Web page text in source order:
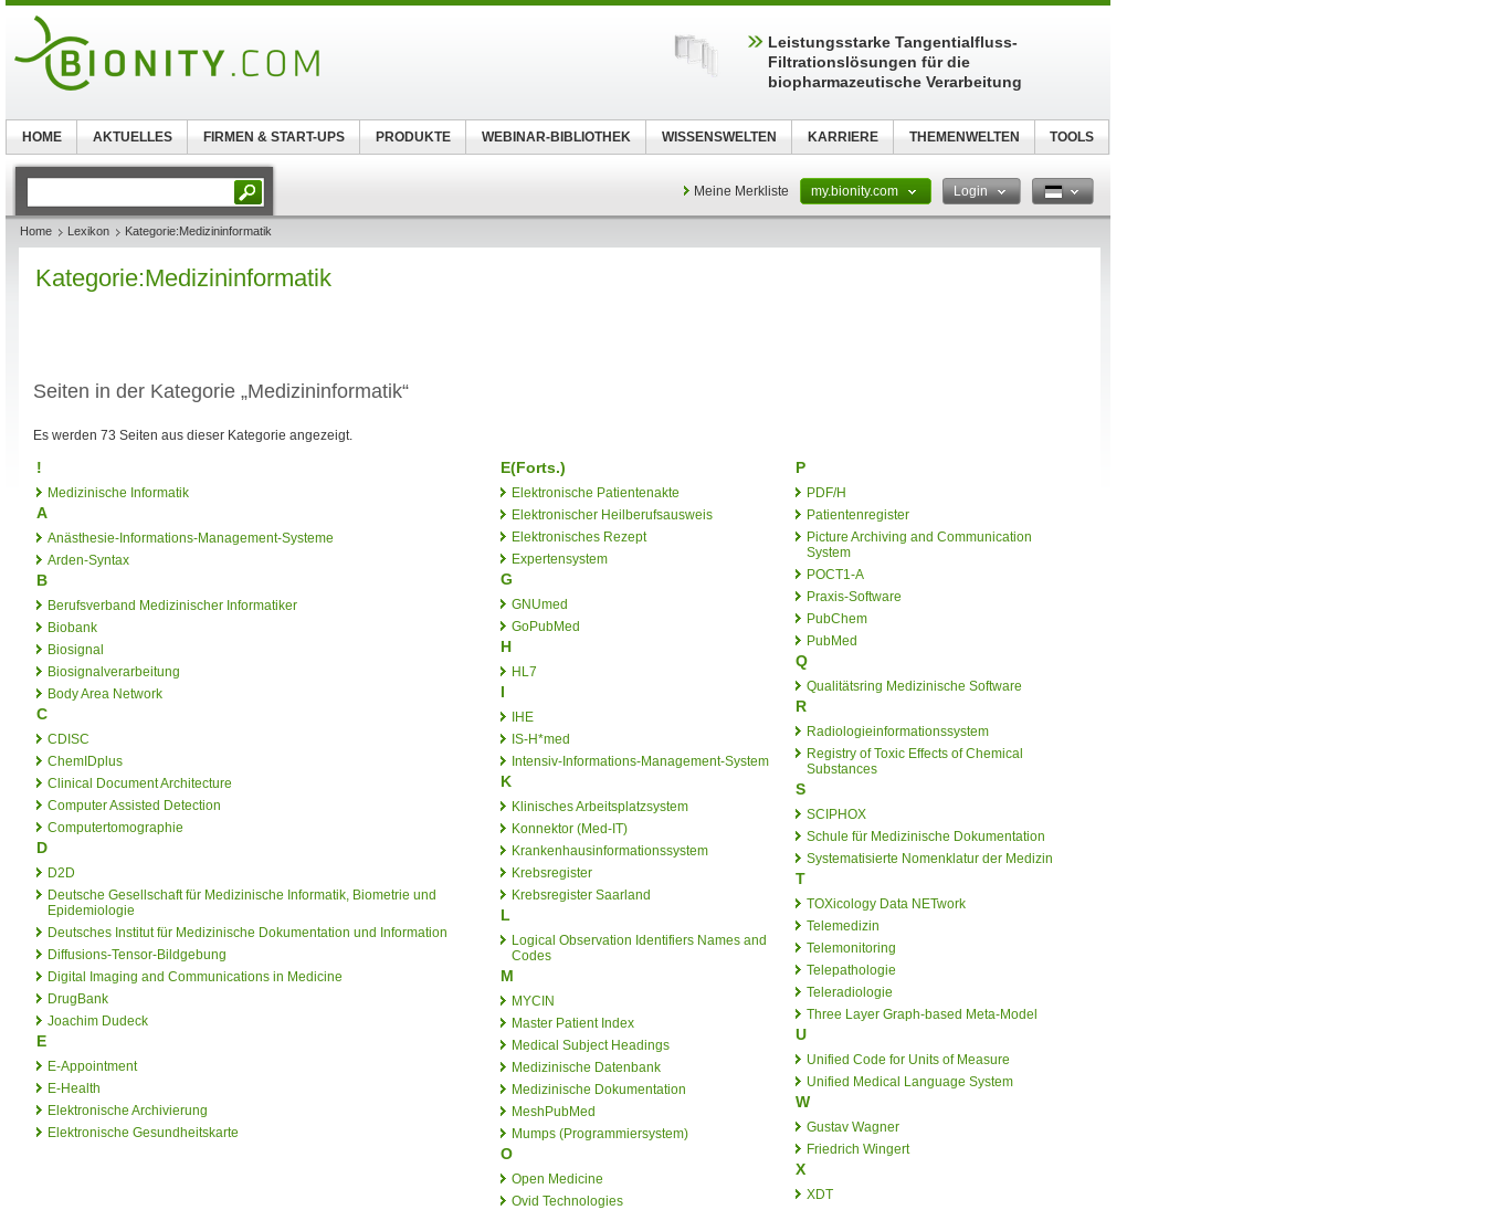
Meine Merkliste my.bionity.com Login
Home Lexikon Kategorie:Medizininformatik
Kategorie:Medizininformatik
Seiten in der Kategorie „Medizininformatik“
Es werden 73 Seiten aus dieser Kategorie angezeigt.
!
Medizinische Informatik
A
Anästhesie-Informations-Management-Systeme
Arden-Syntax
B
Berufsverband Medizinischer Informatiker
Biobank
Biosignal
Biosignalverarbeitung
Body Area Network
C
CDISC
ChemIDplus
Clinical Document Architecture
Computer Assisted Detection
Computertomographie
D
D2D
Deutsche Gesellschaft für Medizinische Informatik, Biometrie und
Epidemiologie
Deutsches Institut für Medizinische Dokumentation und Information
Diffusions-Tensor-Bildgebung
Digital Imaging and Communications in Medicine
DrugBank
Joachim Dudeck
E
E-Appointment
E-Health
Elektronische Archivierung
Elektronische Gesundheitskarte
E(Forts.)
Elektronische Patientenakte
Elektronischer Heilberufsausweis
Elektronisches Rezept
Expertensystem
G
GNUmed
GoPubMed
H
HL7
I
IHE
IS-H*med
Intensiv-Informations-Management-System
K
Klinisches Arbeitsplatzsystem
Konnektor (Med-IT)
Krankenhausinformationssystem
Krebsregister
Krebsregister Saarland
L
Logical Observation Identifiers Names and
Codes
M
MYCIN
Master Patient Index
Medical Subject Headings
Medizinische Datenbank
Medizinische Dokumentation
MeshPubMed
Mumps (Programmiersystem)
O
Open Medicine
Ovid Technologies
P
PDF/H
Patientenregister
Picture Archiving and Communication
System
POCT1-A
Praxis-Software
PubChem
PubMed
Q
Qualitätsring Medizinische Software
R
Radiologieinformationssystem
Registry of Toxic Effects of Chemical
Substances
S
SCIPHOX
Schule für Medizinische Dokumentation
Systematisierte Nomenklatur der Medizin
T
TOXicology Data NETwork
Telemedizin
Telemonitoring
Telepathologie
Teleradiologie
Three Layer Graph-based Meta-Model
U
Unified Code for Units of Measure
Unified Medical Language System
W
Gustav Wagner
Friedrich Wingert
X
XDT
Leistungsstarke Tangentialfluss-
Filtrationslösungen für die
biopharmazeutische Verarbeitung
HOME AKTUELLES FIRMEN & START-UPS PRODUKTE WEBINAR-BIBLIOTHEK WISSENSWELTEN KARRIERE THEMENWELTEN TOOLS